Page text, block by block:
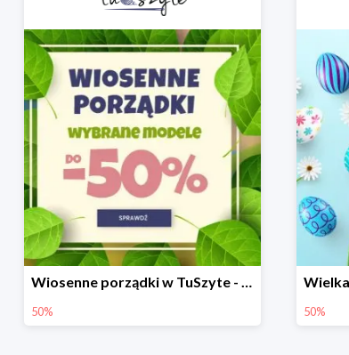
Wiosenne porządki w TuSzyte - wybrane modele do -50%
50% 50%